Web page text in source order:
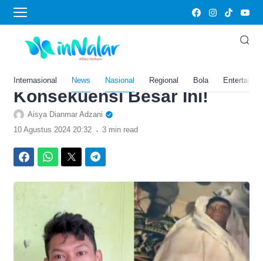
Internasional News Nasional Regional Bola
Home›Nasional
Berani Sumpah Pocong,
Rupanya Saka Tatal Harus
Siap Pertaruhkan 2
Konsekuensi Besar Ini!
Aisya Dianmar Adzani
10 Agustus 2024 20:32 . 3 min read